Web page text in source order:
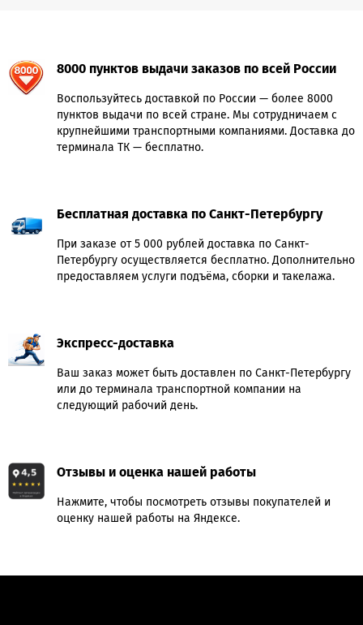
8000 пунктов выдачи заказов по всей России
Воспользуйтесь доставкой по России — более 8000
пунктов выдачи по всей стране. Мы сотрудничаем с
крупнейшими транспортными компаниями. Доставка до
терминала ТК — бесплатно.
Бесплатная доставка по Санкт-Петербургу
При заказе от 5 000 рублей доставка по Санкт-
Петербургу осуществляется бесплатно. Дополнительно
предоставляем услуги подъёма, сборки и такелажа.
Экспресс-доставка
Ваш заказ может быть доставлен по Санкт-Петербургу
или до терминала транспортной компании на
следующий рабочий день.
Отзывы и оценка нашей работы
Нажмите, чтобы посмотреть отзывы покупателей и
оценку нашей работы на Яндексе.